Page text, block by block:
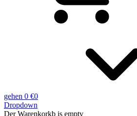
gehen 0 €0
Dropdown
Der Warenkorkb is empty